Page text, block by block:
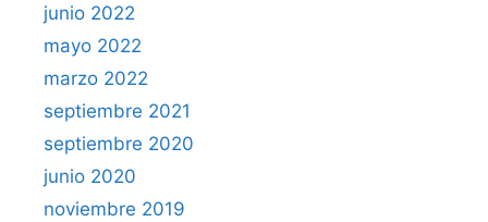
junio 2022
mayo 2022
marzo 2022
septiembre 2021
septiembre 2020
junio 2020
noviembre 2019